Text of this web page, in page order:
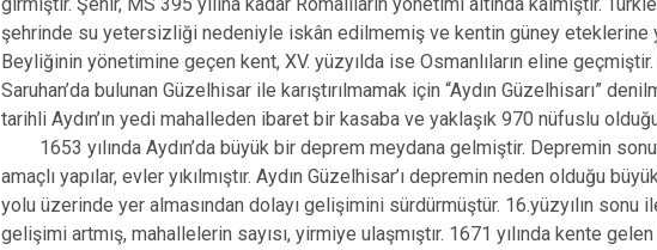
İncirliova
Karacasu
Karpuzlu
Koçarlı
şehrinde su yetersizliği nedeniyle iskân edilmemiş ve kentin güney eteklerine
Beyliğinin yönetimine geçen kent, XV. yüzyılda ise Osmanlıların eline
Saruhan’da bulunan Güzelhisar ile karıştırılmamak için “Aydın Güzelhisarı”
tarihli Aydın’ın yedi mahalleden ibaret bir kasaba ve yaklaşık 970 nüfuslu
1653 yılında Aydın’da büyük bir deprem meydana gelmiştir. Depremin
amaçlı yapılar, evler yıkılmıştır. Aydın Güzelhisar’ı depremin neden olduğu
yolu üzerinde yer almasından dolayı gelişimini sürdürmüştür. 16.yüzyılın sonu
gelişimi artmış, mahallelerin sayısı, yirmiye ulaşmıştır. 1671 yılında kente